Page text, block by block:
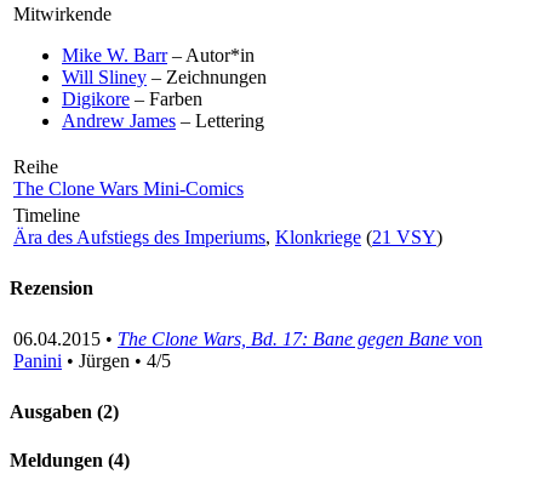
Mitwirkende
Mike W. Barr– Autor*in
Will Sliney – Zeichnungen
Digikore – Farben
Andrew James – Lettering
Reihe
The Clone Wars Mini-Comics
Timeline
Ära des Aufstiegs des Imperiums, Klonkriege (21 VSY)
Rezension
06.04.2015 • The Clone Wars, Bd. 17: Bane gegen Bane von
Panini • Jürgen • 4/5
Ausgaben (2)
Meldungen (4)